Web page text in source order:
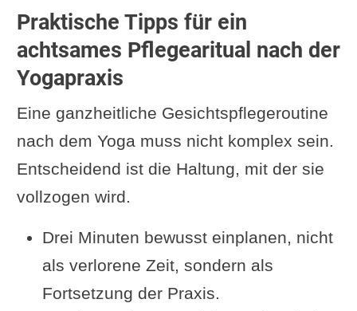
Praktische Tipps für ein
achtsames Pflegearitual nach der
Yogapraxis
Eine ganzheitliche Gesichtspflegeroutine
nach dem Yoga muss nicht komplex sein.
Entscheidend ist die Haltung, mit der sie
vollzogen wird.
Drei Minuten bewusst einplanen, nicht
als verlorene Zeit, sondern als
Fortsetzung der Praxis.